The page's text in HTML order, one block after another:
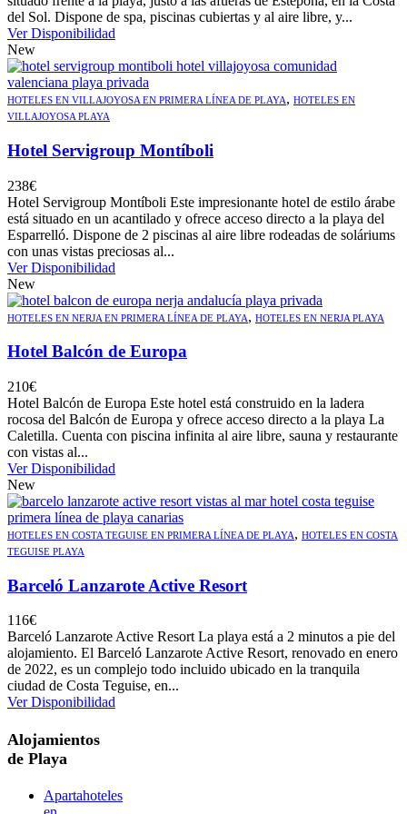
del Sol. Dispone de spa, piscinas cubiertas y al aire libre, y...
Ver Disponibilidad
New
HOTELES EN VILLAJOYOSA EN PRIMERA LÍNEA DE PLAYA, HOTELES EN
VILLAJOYOSA PLAYA
Hotel Servigroup Montíboli
238€
Hotel Servigroup Montíboli Este impresionante hotel de estilo árabe
está situado en un acantilado y ofrece acceso directo a la playa del
Esparrelló. Dispone de 2 piscinas al aire libre rodeadas de soláriums
con unas vistas preciosas al...
Ver Disponibilidad
New
HOTELES EN NERJA EN PRIMERA LÍNEA DE PLAYA, HOTELES EN NERJA PLAYA
Hotel Balcón de Europa
210€
Hotel Balcón de Europa Este hotel está construido en la ladera
rocosa del Balcón de Europa y ofrece acceso directo a la playa La
Caletilla. Cuenta con piscina infinita al aire libre, sauna y restaurante
con vistas al...
Ver Disponibilidad
New
HOTELES EN COSTA TEGUISE EN PRIMERA LÍNEA DE PLAYA, HOTELES EN COSTA
TEGUISE PLAYA
Barceló Lanzarote Active Resort
116€
Barceló Lanzarote Active Resort La playa está a 2 minutos a pie del
alojamiento. El Barceló Lanzarote Active Resort, renovado en enero
de 2022, es un complejo todo incluido ubicado en la tranquila
ciudad de Costa Teguise, en...
Ver Disponibilidad
Alojamientos
de Playa
Apartahoteles